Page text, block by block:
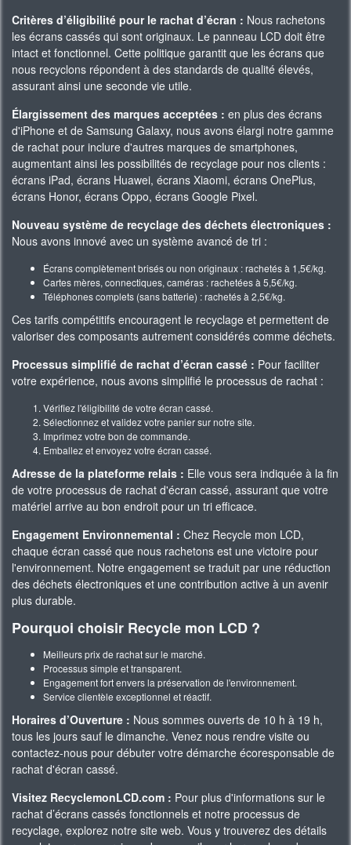
Critères d’éligibilité pour le rachat d’écran : Nous rachetons
les écrans cassés qui sont originaux. Le panneau LCD doit être
intact et fonctionnel. Cette politique garantit que les écrans que
nous recyclons répondent à des standards de qualité élevés,
assurant ainsi une seconde vie utile.
Élargissement des marques acceptées : en plus des écrans
d'iPhone et de Samsung Galaxy, nous avons élargi notre gamme
de rachat pour inclure d'autres marques de smartphones,
augmentant ainsi les possibilités de recyclage pour nos clients :
écrans iPad, écrans Huawei, écrans Xiaomi, écrans OnePlus,
écrans Honor, écrans Oppo, écrans Google Pixel.
Nouveau système de recyclage des déchets électroniques :
Nous avons innové avec un système avancé de tri :
Écrans complètement brisés ou non originaux : rachetés à 1,5€/kg.
Cartes mères, connectiques, caméras : rachetées à 5,5€/kg.
Téléphones complets (sans batterie) : rachetés à 2,5€/kg.
Ces tarifs compétitifs encouragent le recyclage et permettent de
valoriser des composants autrement considérés comme déchets.
Processus simplifié de rachat d’écran cassé : Pour faciliter
votre expérience, nous avons simplifié le processus de rachat :
Vérifiez l'éligibilité de votre écran cassé.
Sélectionnez et validez votre panier sur notre site.
Imprimez votre bon de commande.
Emballez et envoyez votre écran cassé.
Adresse de la plateforme relais : Elle vous sera indiquée à la fin
de votre processus de rachat d'écran cassé, assurant que votre
matériel arrive au bon endroit pour un tri efficace.
Engagement Environnemental : Chez Recycle mon LCD,
chaque écran cassé que nous rachetons est une victoire pour
l'environnement. Notre engagement se traduit par une réduction
des déchets électroniques et une contribution active à un avenir
plus durable.
Pourquoi choisir Recycle mon LCD ?
Meilleurs prix de rachat sur le marché.
Processus simple et transparent.
Engagement fort envers la préservation de l'environnement.
Service clientèle exceptionnel et réactif.
Horaires d’Ouverture : Nous sommes ouverts de 10 h à 19 h,
tous les jours sauf le dimanche. Venez nous rendre visite ou
contactez-nous pour débuter votre démarche écoresponsable de
rachat d'écran cassé.
Visitez RecyclemonLCD.com : Pour plus d'informations sur le
rachat d’écrans cassés fonctionnels et notre processus de
recyclage, explorez notre site web. Vous y trouverez des détails